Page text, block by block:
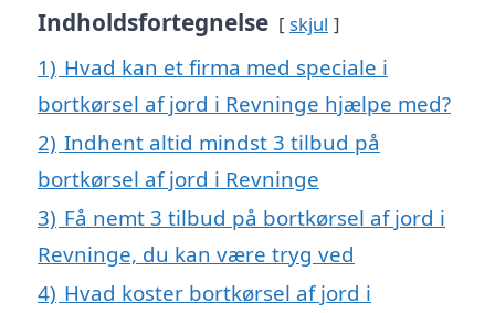
Indholdsfortegnelse skjul
1) Hvad kan et firma med speciale i
bortkørsel af jord i Revninge hjælpe med?
2) Indhent altid mindst 3 tilbud på
bortkørsel af jord i Revninge
3) Få nemt 3 tilbud på bortkørsel af jord i
Revninge, du kan være tryg ved
4) Hvad koster bortkørsel af jord i